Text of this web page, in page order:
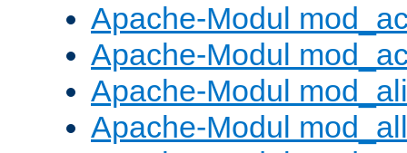
Apache-Modul
Apache-Modul
Apache-Modul
Apache-Modul